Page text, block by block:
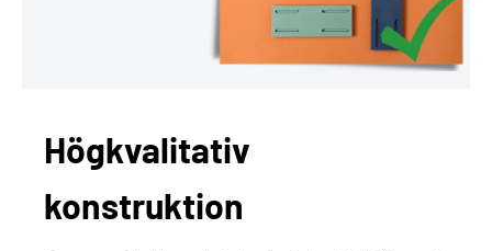
Högkvalitativ
konstruktion